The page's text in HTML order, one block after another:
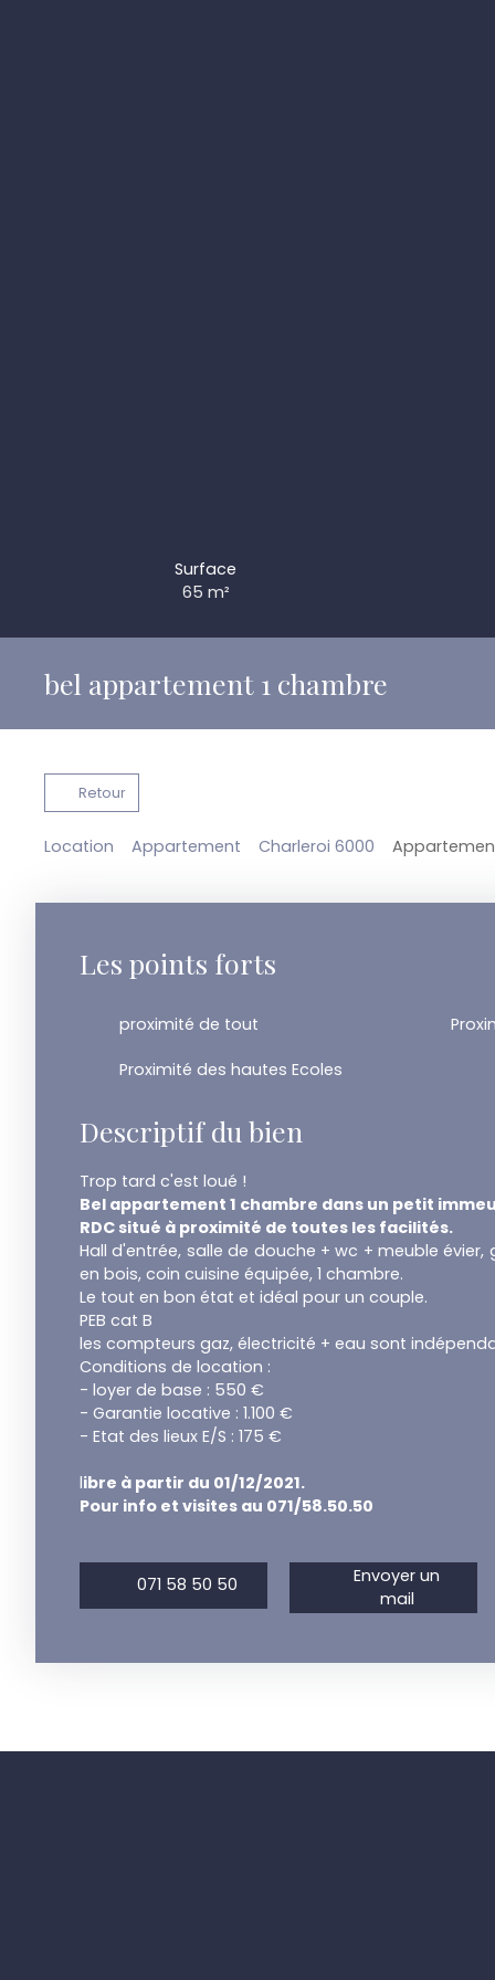
Surface
65 m²
bel appartement 1 chambre
Retour
Location Appartement Charleroi 6000
Les points forts
proximité de tout
Proximité des hautes Ecoles
Descriptif du bien
Trop tard c'est loué !
Bel appartement 1 chambre dans un petit
RDC situé à proximité de toutes les facilités.
Hall d'entrée, salle de douche + wc + meuble
en bois, coin cuisine équipée, 1 chambre.
Le tout en bon état et idéal pour un couple.
PEB cat B
les compteurs gaz, électricité + eau sont
Conditions de location :
- loyer de base : 550 €
- Garantie locative : 1.100 €
- Etat des lieux E/S : 175 €
libre à partir du 01/12/2021.
Pour info et visites au 071/58.50.50
071 58 50 50
Envoyer un
mail